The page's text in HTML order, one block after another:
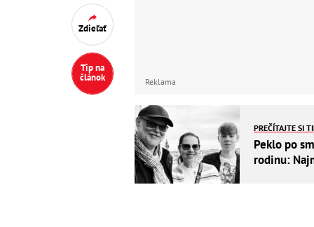
Zdieľať
Tip na
článok
Reklama
PREČÍTAJTE SI
Peklo po
rodinu: